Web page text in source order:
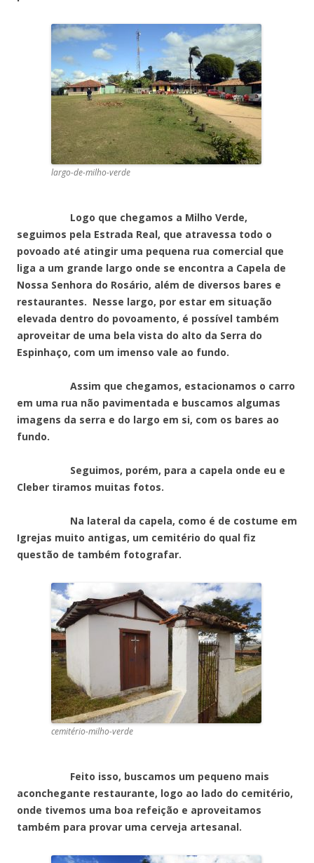
largo-de-milho-verde
Logo que chegamos a Milho Verde,
seguimos pela Estrada Real, que atravessa todo o
povoado até atingir uma pequena rua comercial que
liga a um grande largo onde se encontra a Capela de
Nossa Senhora do Rosário, além de diversos bares e
restaurantes. Nesse largo, por estar em situação
elevada dentro do povoamento, é possível também
aproveitar de uma bela vista do alto da Serra do
Espinhaço, com um imenso vale ao fundo.
Assim que chegamos, estacionamos o carro
em uma rua não pavimentada e buscamos algumas
imagens da serra e do largo em si, com os bares ao
fundo.
Seguimos, porém, para a capela onde eu e
Cleber tiramos muitas fotos.
Na lateral da capela, como é de costume em
Igrejas muito antigas, um cemitério do qual fiz
questão de também fotografar.
cemitério-milho-verde
Feito isso, buscamos um pequeno mais
aconchegante restaurante, logo ao lado do cemitério,
onde tivemos uma boa refeição e aproveitamos
também para provar uma cerveja artesanal.